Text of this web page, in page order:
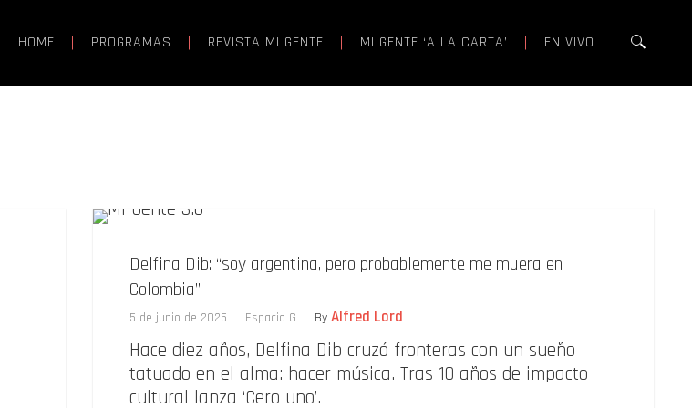
HOME PROGRAMAS REVISTA MI GENTE MI GENTE ‘A LA CARTA’ EN VIVO
Delfina Dib: “soy argentina, pero probablemente me muera en
Colombia”
5 de junio de 2025 Espacio G By Alfred Lord
Hace diez años, Delfina Dib cruzó fronteras con un sueño
tatuado en el alma: hacer música. Tras 10 años de impacto
cultural lanza ‘Cero uno’.